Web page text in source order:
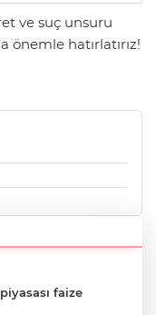
ve suç unsuru
önemle hatırlatırız!
faize